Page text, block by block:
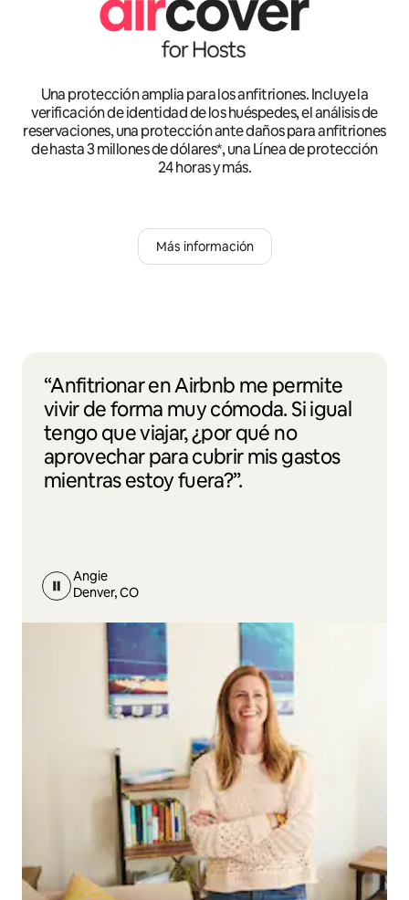
Una protección amplia para los anfitriones. Incluye la
verificación de identidad de los huéspedes, el análisis de
reservaciones, una protección ante daños para anfitriones
de hasta 3 millones de dólares*, una Línea de protección
24 horas y más.
Más información
“Anfitrionar en Airbnb me permite
vivir de forma muy cómoda. Si igual
tengo que viajar, ¿por qué no
aprovechar para cubrir mis gastos
mientras estoy fuera?”.
Angie
Denver, CO